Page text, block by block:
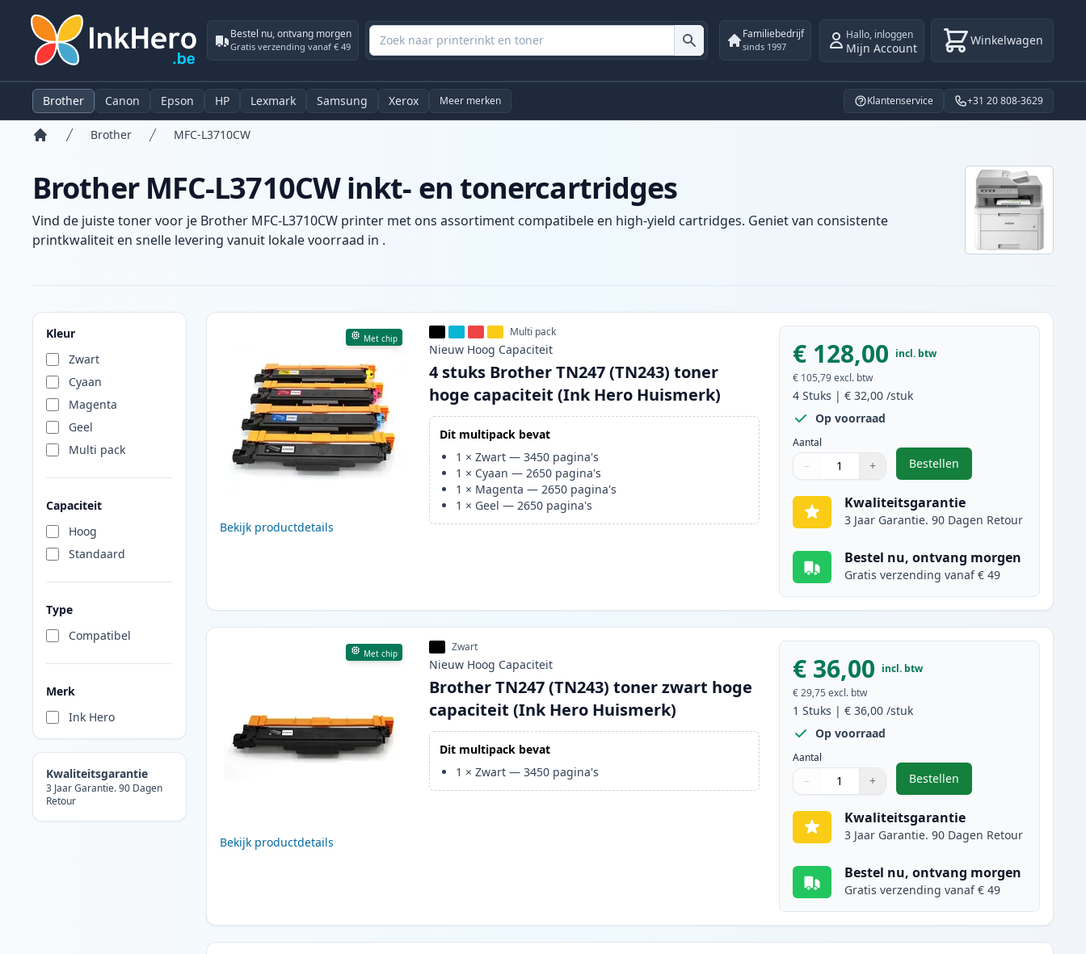
Bestel nu, ontvang morgen
Gratis verzending vanaf € 49
Familiebedrijf
sinds 1997
Hallo, inloggen
Mijn Account Winkelwagen
Brother Canon Epson HP Lexmark Samsung Xerox Meer merken Klantenservice +31 20 808-3629
Brother MFC-L3710CW
Brother MFC-L3710CW inkt- en tonercartridges
Vind de juiste toner voor je Brother MFC-L3710CW printer met ons assortiment compatibele en high-yield cartridges. Geniet van consistente
printkwaliteit en snelle levering vanuit lokale voorraad in .
Kleur
Zwart
Cyaan
Magenta
Geel
Multi pack
Capaciteit
Hoog
Standaard
Type
Compatibel
Merk
Ink Hero
Kwaliteitsgarantie
3 Jaar Garantie. 90 Dagen
Retour
Producten
Met chip
Bekijk productdetails
Multi pack
Nieuw Hoog Capaciteit
4 stuks Brother TN247 (TN243) toner
hoge capaciteit (Ink Hero Huismerk)
Dit multipack bevat
1 ×Zwart —3450 pagina's
1 × Cyaan —2650 pagina's
1 × Magenta —2650 pagina's
1 × Geel —2650 pagina's
€ 128,00 incl. btw
€ 105,79 excl. btw
4 Stuks |€ 32,00 /stuk
Op voorraad
Aantal
Aantal
Gebruik de knoppen om aan te passen
− +
Aantal 1
Bestellen
,4 stuks Brother TN247
Kwaliteitsgarantie
3 Jaar Garantie. 90 Dagen Retour
Bestel nu, ontvang morgen
Gratis verzending vanaf € 49
Met chip
Bekijk productdetails
Zwart
Nieuw Hoog Capaciteit
Brother TN247 (TN243) toner zwart hoge
capaciteit (Ink Hero Huismerk)
Dit multipack bevat
1 ×Zwart —3450 pagina's
€ 36,00 incl. btw
€ 29,75 excl. btw
1 Stuks |€ 36,00 /stuk
Op voorraad
Aantal
Aantal
Gebruik de knoppen om aan te passen
− +
Aantal 1
Bestellen
,Brother TN247 (TN243)
Kwaliteitsgarantie
3 Jaar Garantie. 90 Dagen Retour
Bestel nu, ontvang morgen
Gratis verzending vanaf € 49